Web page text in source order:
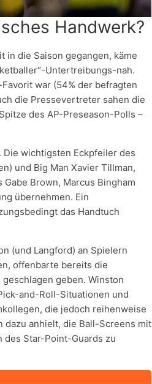
Handwerk?
in die Saison gegangen, käme
Untertreibungs-nah.
war (54% der befragten
die Pressevertreter sahen die
des AP-Preseason-Polls –
wichtigsten Eckpfeiler des
und Big Man Xavier Tillman,
Brown, Marcus Bingham
übernehmen. Ein
das Handtuch
(und Langford) an Spielern
offenbarte bereits die
geben. Winston
and-Roll-Situationen und
die jedoch reihenweise
dazu anhielt, die Ball-Screens mit
des Star-Point-Guards zu